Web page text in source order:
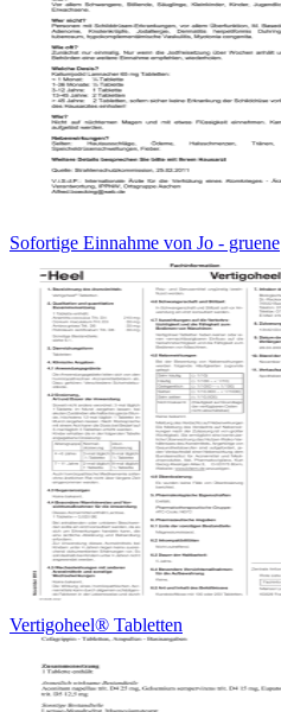
Sofortige Einnahme von Jo - gruene
Vertigoheel® Tabletten